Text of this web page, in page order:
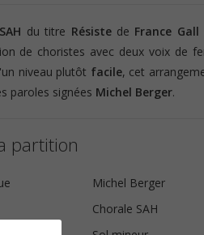
du titre Résiste de France Gall
de choristes avec deux voix de
niveau plutôt facile, cet
paroles signées Michel Berger.
partition
Michel Berger
Chorale SAH